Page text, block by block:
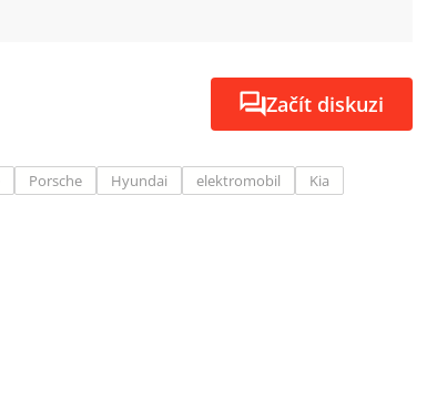
Začít diskuzi
Porsche Hyundai elektromobil
Kia